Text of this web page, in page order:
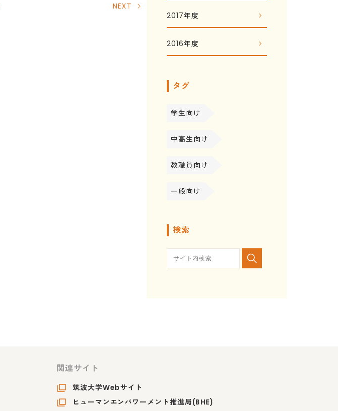
NEXT
2017年度
2016年度
タグ
学生向け
中高生向け
教職員向け
一般向け
検索
関連サイト
筑波大学Webサイト
ヒューマンエンパワーメント推進局(BHE)